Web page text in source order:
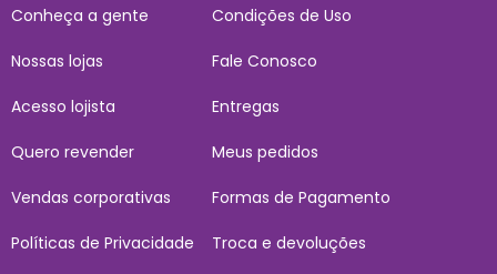
Conheça a gente
Nossas lojas
Acesso lojista
Quero revender
Vendas corporativas
Políticas de Privacidade
Condições de Uso
Fale Conosco
Entregas
Meus pedidos
Formas de Pagamento
Troca e devoluções